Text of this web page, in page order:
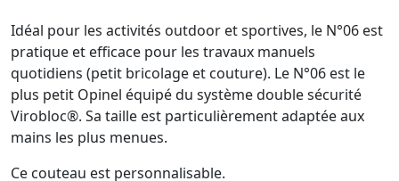
Idéal pour les activités outdoor et sportives, le N°06 est
pratique et efficace pour les travaux manuels
quotidiens (petit bricolage et couture). Le N°06 est le
plus petit Opinel équipé du système double sécurité
Virobloc®. Sa taille est particulièrement adaptée aux
mains les plus menues.
Ce couteau est personnalisable.